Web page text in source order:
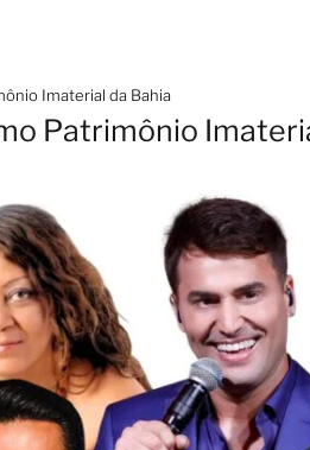
Imaterial da Bahia
Patrimônio